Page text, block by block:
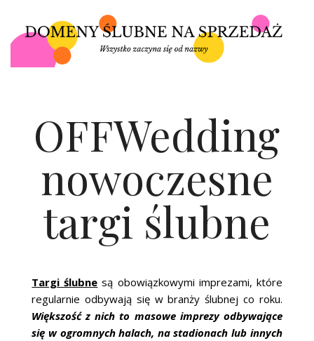
ARCHIWUM
OFFWedding
nowoczesne
targi ślubne
Targi ślubne są obowiązkowymi imprezami, które
regularnie odbywają się w branży ślubnej co roku.
Większość z nich to masowe imprezy odbywające
się w ogromnych halach, na stadionach lub innych